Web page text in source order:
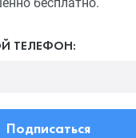
ТЕЛЕФОН:
Подписаться